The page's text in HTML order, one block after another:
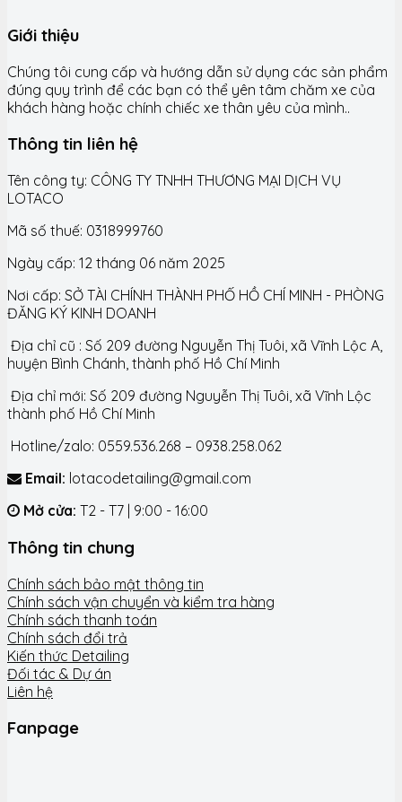
Giới thiệu
Chúng tôi cung cấp và hướng dẫn sử dụng các sản phẩm
đúng quy trình để các bạn có thể yên tâm chăm xe của
khách hàng hoặc chính chiếc xe thân yêu của mình..
Thông tin liên hệ
Tên công ty: CÔNG TY TNHH THƯƠNG MẠI DỊCH VỤ
LOTACO
Mã số thuế: 0318999760
Ngày cấp: 12 tháng 06 năm 2025
Nơi cấp: SỞ TÀI CHÍNH THÀNH PHỐ HỒ CHÍ MINH - PHÒNG
ĐĂNG KÝ KINH DOANH
Địa chỉ cũ : Số 209 đường Nguyễn Thị Tuôi, xã Vĩnh Lộc A,
huyện Bình Chánh, thành phố Hồ Chí Minh
Địa chỉ mới: Số 209 đường Nguyễn Thị Tuôi, xã Vĩnh Lộc
thành phố Hồ Chí Minh
Hotline/zalo: 0559.536.268 – 0938.258.062
Email: lotacodetailing@gmail.com
Mở cửa: T2 - T7 | 9:00 - 16:00
Thông tin chung
Chính sách bảo mật thông tin
Chính sách vận chuyển và kiểm tra hàng
Chính sách thanh toán
Chính sách đổi trả
Kiến thức Detailing
Đối tác & Dự án
Liên hệ
Fanpage